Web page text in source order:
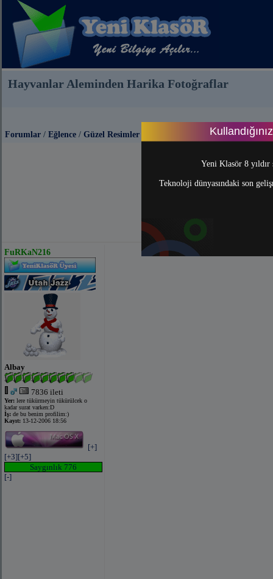
Yeni Klasör 8
Teknoloji dünyasındaki son
Hayvanlar Aleminden Harika Fotoğraflar
Forumlar / Eğlence / Güzel Resimler
FuRKaN216
Albay
7836 ileti
Yer: lere tükürmeyin tükürülcek o
kadar surat varken:D
İş: de bu benim profilim:)
Kayıt: 13-12-2006 18:56
[+]
[+3][+5]
Saygınlık 776
[-]